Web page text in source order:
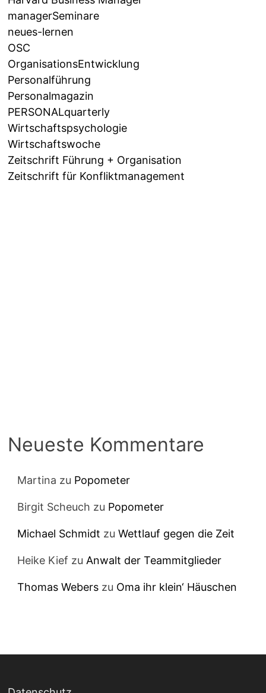
managerSeminare
neues-lernen
OSC
OrganisationsEntwicklung
Personalführung
Personalmagazin
PERSONALquarterly
Wirtschaftspsychologie
Wirtschaftswoche
Zeitschrift Führung + Organisation
Zeitschrift für Konfliktmanagement
Neueste Kommentare
Martina zu Popometer
Birgit Scheuch zu Popometer
Michael Schmidt zuWettlauf gegen die Zeit
Heike Kief zu Anwalt der Teammitglieder
Thomas Webers zu Oma ihr klein‘ Häuschen